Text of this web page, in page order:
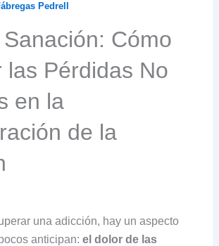
Pedrell
Cómo
las Pérdidas No
en la
de la
una adicción, hay un aspecto
anticipan: el dolor de las